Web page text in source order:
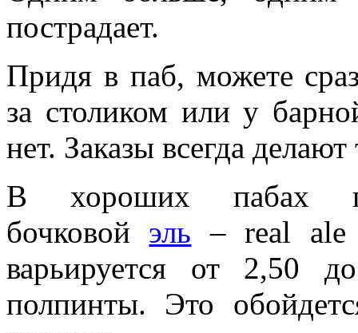
пострадает.
Придя в паб, можете
за столиком или у
нет. Заказы всегда
В хороших пабах
бочковой эль – real ale
варьируется от 2,50
полпинты. Это